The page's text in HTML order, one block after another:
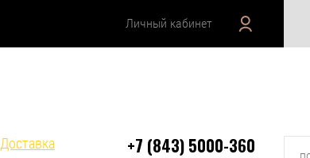
Личный кабинет
Доставка
+7 (843) 5000-360